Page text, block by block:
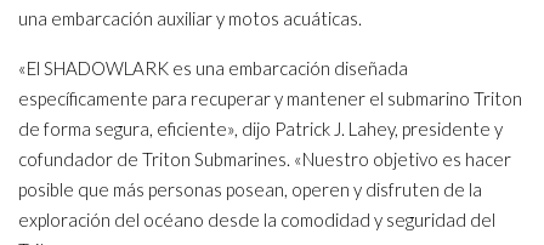
una embarcación auxiliar y motos acuáticas.
«El SHADOWLARK es una embarcación diseñada
específicamente para recuperar y mantener el submarino Triton
de forma segura, eficiente», dijo Patrick J. Lahey, presidente y
cofundador de Triton Submarines. «Nuestro objetivo es hacer
posible que más personas posean, operen y disfruten de la
exploración del océano desde la comodidad y seguridad del